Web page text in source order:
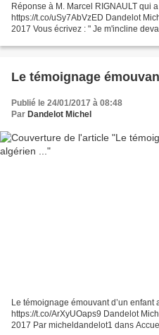
Réponse à M. Marcel RIGNAULT qui
https://t.co/uSy7AbVzED Dandelot
2017 Vous écrivez : " Je m'incline
Le témoignage
Publié le 24/01/2017 à 08:48
Par Dandelot Michel
Le témoignage émouvant d’un enfant
https://t.co/ArXyUOaps9 Dandelot
2017 Par micheldandelot1 dans